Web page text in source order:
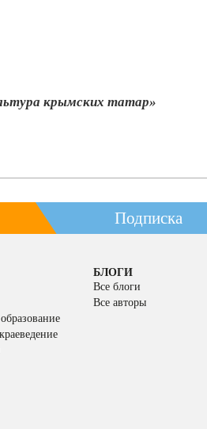
крымских татар»
Подписка
БЛОГИ
Все блоги
Все авторы